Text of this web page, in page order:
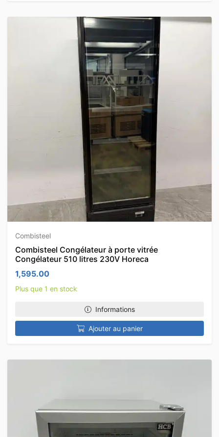
Combisteel
Combisteel Congélateur à porte vitrée
Congélateur 510 litres 230V Horeca
1,595.00
Plus que 1 en stock
Informations
Ajouter au panier